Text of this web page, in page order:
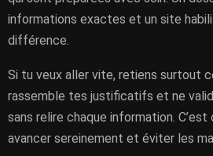
informations exactes et un site
différence.
Si tu veux aller vite, retiens surtout
rassemble tes justificatifs et ne
sans relire chaque information.
avancer sereinement et éviter les